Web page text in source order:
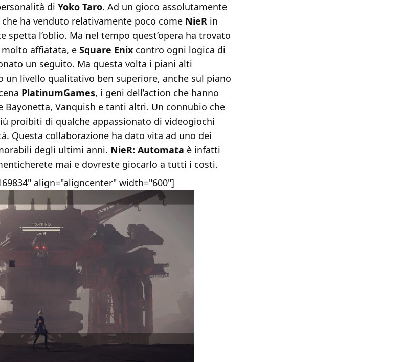
di Yoko Taro. Ad un gioco assolutamente
ha venduto relativamente poco come NieR in
spetta l’oblio. Ma nel tempo quest’opera ha trovato
affiatata, e Square Enix contro ogni logica di
un seguito. Ma questa volta i piani alti
un livello qualitativo ben superiore, anche sul piano
PlatinumGames, i geni dell’action che hanno
Bayonetta, Vanquish e tanti altri. Un connubio che
proibiti di qualche appassionato di videogiochi
Questa collaborazione ha dato vita ad uno dei
degli ultimi anni. NieR: Automata è infatti
mai e dovreste giocarlo a tutti i costi.
align="aligncenter" width="600"]